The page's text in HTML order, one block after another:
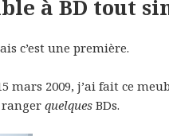
à BD tout
c’est une première.
mars 2009, j’ai fait ce
rangerquelques BDs.